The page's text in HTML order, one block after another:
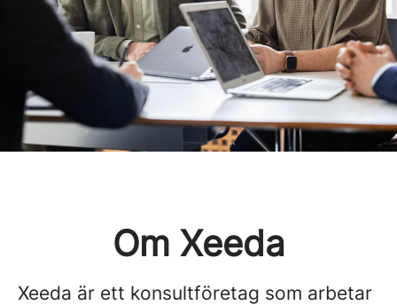
Om Xeeda
Xeeda är ett konsultföretag som arbetar